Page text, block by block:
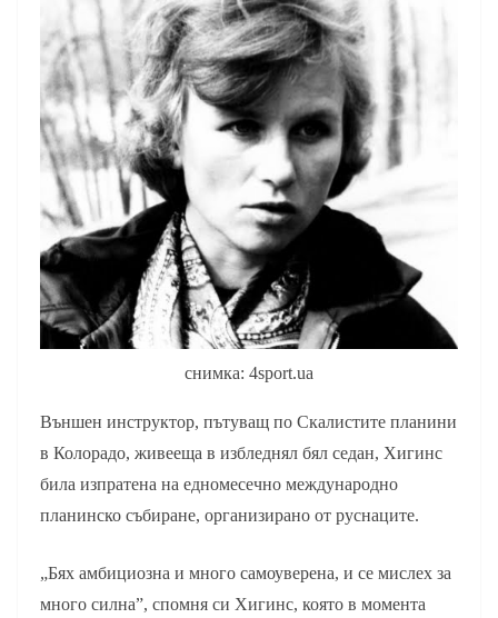
снимка: 4sport.ua
Външен инструктор, пътуващ по Скалистите планини
в Колорадо, живееща в избледнял бял седан, Хигинс
била изпратена на едномесечно международно
планинско събиране, организирано от руснаците.
„Бях амбициозна и много самоуверена, и се мислех за
много силна”, спомня си Хигинс, която в момента